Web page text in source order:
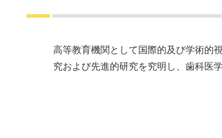
高等教育機関として国際的及び学術的
究および先進的研究を究明し、歯科医